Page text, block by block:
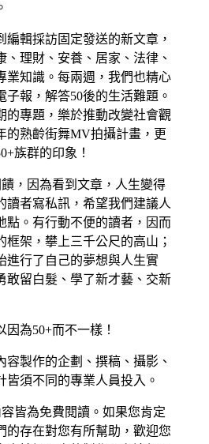
編輯採訪固定發送的新文章，
、理財、安養、居家、法律、
業知識。每兩週，我們也精心
子報，解答50後的生活難題。
的專題，樂於推動改變社會觀
的熟齡街舞MV拍攝計畫，更
族群的印象！
，因為看到文章，人生變得
讀者寫私訊，希望我們建議人
點。有行動不便的讀者，因而
框架，攀上三千公尺的高山；
進行了自己的夢想與人生實
敢留白髮、學了新才藝、交新
為50+而不一樣！
容製作的企劃、撰稿、攝影、
皆須不同的專業人員投入。
皆為免費閱讀。如果您肯定
的存在對您有所幫助，歡迎您